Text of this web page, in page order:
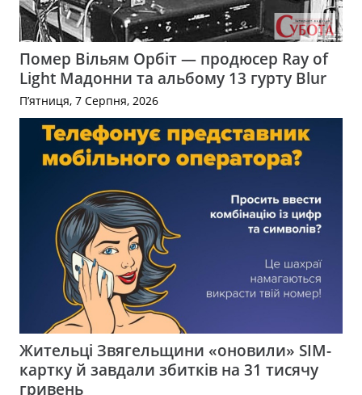
Помер Вільям Орбіт — продюсер Ray of
Light Мадонни та альбому 13 гурту Blur
П’ятниця, 7 Серпня, 2026
Жительці Звягельщини «оновили» SIM-
картку й завдали збитків на 31 тисячу
гривень